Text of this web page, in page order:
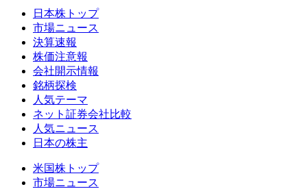
日本株トップ
市場ニュース
決算速報
株価注意報
会社開示情報
銘柄探検
人気テーマ
ネット証券会社比較
人気ニュース
日本の株主
米国株トップ
市場ニュース